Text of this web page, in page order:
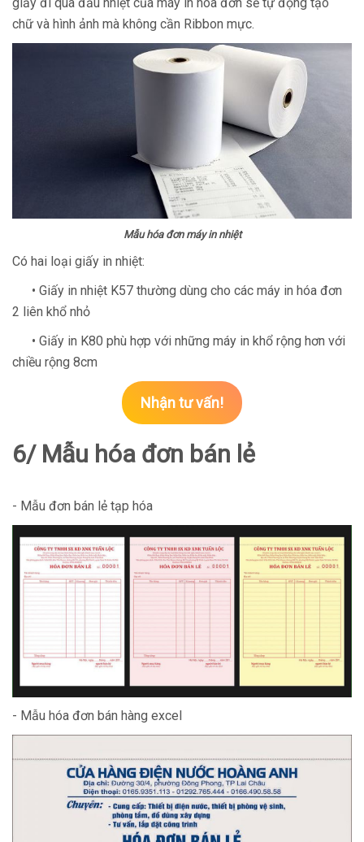
chữ và hình ảnh mà không cần Ribbon mực.
Mẫu hóa đơn máy in nhiệt
Có hai loại giấy in nhiệt:
• Giấy in nhiệt K57 thường dùng cho các máy in hóa đơn
2 liên khổ nhỏ
• Giấy in K80 phù hợp với những máy in khổ rộng hơn với
chiều rộng 8cm
Nhận tư vấn!
6/ Mẫu hóa đơn bán lẻ
- Mẫu đơn bán lẻ tạp hóa
- Mẫu hóa đơn bán hàng excel